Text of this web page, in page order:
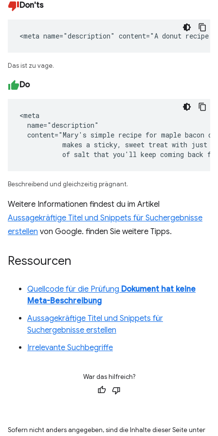
Don'ts
<meta name="description" content="A donut
Das ist zu vage.
Do
<meta
  name="description"
content="Mary's simple recipe for maple bacon
makes a sticky, sweet treat with just a
of salt that you'll keep coming back
Beschreibend und gleichzeitig prägnant.
Weitere Informationen findest du im Artikel
Aussagekräftige Titel und Snippets für Suchergebnisse
erstellen von Google. finden Sie weitere Tipps.
Ressourcen
Quellcode für die Prüfung Dokument hat keine
Meta-Beschreibung
Aussagekräftige Titel und Snippets für
Suchergebnisse erstellen
Irrelevante Suchbegriffe
War das hilfreich?
Sofern nicht anders angegeben, sind die Inhalte dieser Seite unter